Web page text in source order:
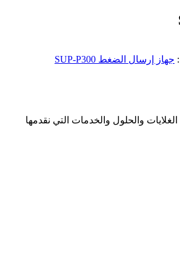
جهاز إرسال الضغط SUP-P300
والحلول والخدمات التي نقدمها